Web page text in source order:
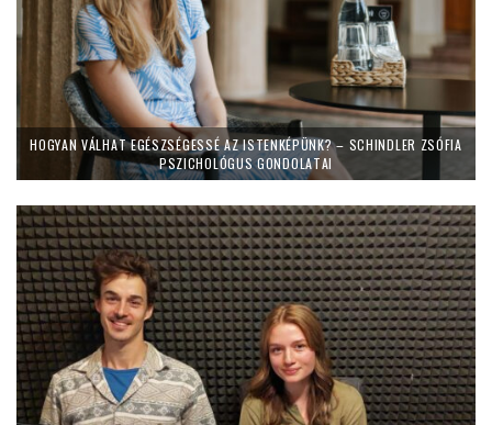
HOGYAN VÁLHAT EGÉSZSÉGESSÉ AZ ISTENKÉPÜNK? – SCHINDLER ZSÓFIA
PSZICHOLÓGUS GONDOLATAI